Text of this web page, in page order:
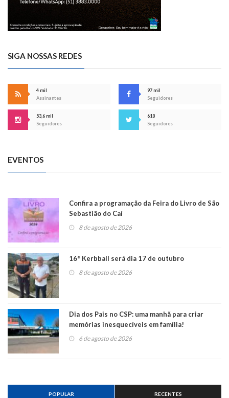
SIGA NOSSAS REDES
4 mil
Assinantes
97 mil
Seguidores
53,6 mil
Seguidores
618
Seguidores
EVENTOS
Confira a programação da Feira do Livro de São
Sebastião do Caí
8 de agosto de 2026
16° Kerbball será dia 17 de outubro
8 de agosto de 2026
Dia dos Pais no CSP: uma manhã para criar
memórias inesquecíveis em família!
6 de agosto de 2026
POPULAR RECENTES